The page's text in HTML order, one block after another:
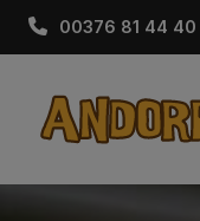
00376 81 44 40